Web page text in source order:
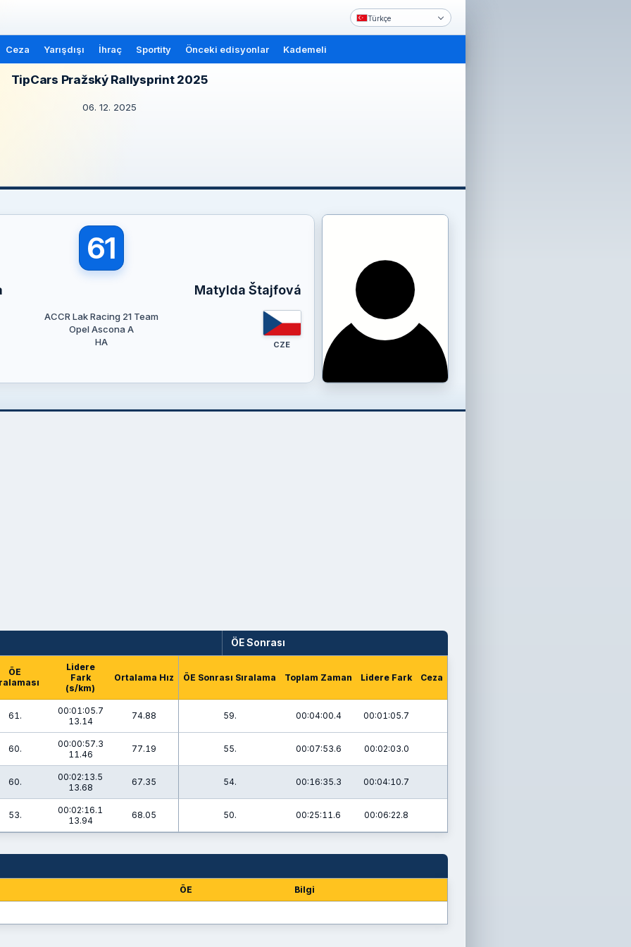
Türkçe
Ceza Yarışdışı İhraç Sportity Önceki edisyonlar Kademeli
TipCars Pražský Rallysprint 2025
06. 12. 2025
61
Matylda Štajfová
ACCR Lak Racing 21 Team
Opel Ascona A
HA
CZE
ÖE Sonrası
ÖE
Lidere
Fark
(s/km)
Ortalama Hız ÖE Sonrası Sıralama Toplam Zaman Lidere Fark Ceza
61.
00:01:05.7
13.14
74.88 59. 00:04:00.4 00:01:05.7
60.
00:00:57.3
11.46
77.19 55. 00:07:53.6 00:02:03.0
60.
00:02:13.5
13.68
67.35 54. 00:16:35.3 00:04:10.7
53.
00:02:16.1
13.94
68.05 50. 00:25:11.6 00:06:22.8
ÖE Bilgi